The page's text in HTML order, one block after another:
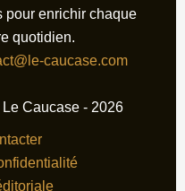
pour enrichir chaque
quotidien.
caucase.com
Caucase - 2026